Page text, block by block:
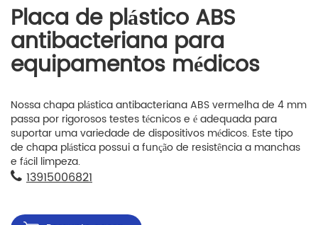
Placa de plástico ABS
antibacteriana para
equipamentos médicos
Nossa chapa plástica antibacteriana ABS vermelha de 4 mm
passa por rigorosos testes técnicos e é adequada para
suportar uma variedade de dispositivos médicos. Este tipo
de chapa plástica possui a função de resistência a manchas
e fácil limpeza.
13915006821